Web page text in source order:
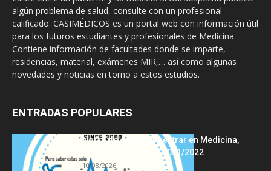
algún problema de salud, consulte con un profesional
calificado. CASIMÉDICOS es un portal web con información útil
para los futuros estudiantes y profesionales de Medicina.
Contiene información de facultades donde se imparte,
residencias, material, exámenes MIR,… así como algunas
novedades y noticias en torno a estos estudios.
ENTRADAS POPULARES
Notas de corte para entrar en Medicina,
curso 2022/2023 vs 2021/2022
10/08/2026